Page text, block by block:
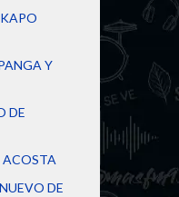
Y
DE
ACOSTA
DE